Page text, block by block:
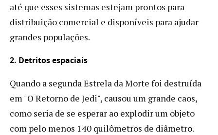
até que esses sistemas estejam prontos para
distribuição comercial e disponíveis para ajudar
grandes populações.
2. Detritos espaciais
Quando a segunda Estrela da Morte foi destruída
em "O Retorno de Jedi", causou um grande caos,
como seria de se esperar ao explodir um objeto
com pelo menos 140 quilômetros de diâmetro.